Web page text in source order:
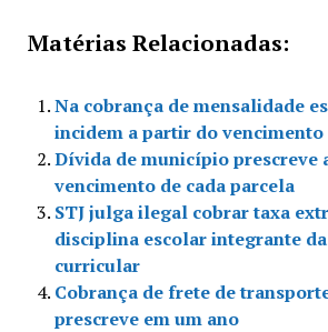
Matérias Relacionadas:
Na cobrança de mensalidade
incidem a partir do vencimento
Dívida de município prescreve
vencimento de cada parcela
STJ julga ilegal cobrar taxa
disciplina escolar integrante
curricular
Cobrança de frete de
prescreve em um ano